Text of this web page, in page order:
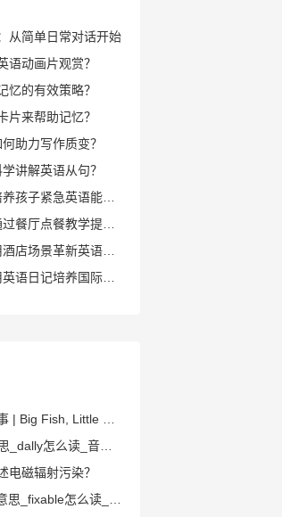
从简单日常对话开始
语动画片观赏？
忆的有效策略？
片来帮助记忆？
助力写作质变？
讲解英语从句？
VIPKID 如何培养孩子紧急英语能力？
VIPKID 如何通过餐厅点餐教学提升少儿英语应用能力？
VIPKID 如何用酒店场景革新英语教学？
VIPKID 如何用英语日记培养国际化人才？
dally是什么意思_dally怎么读_音标'dælɪ
电磁辐射污染？